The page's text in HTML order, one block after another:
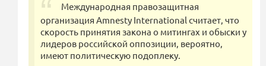
Международная правозащитная
организация Amnesty International считает, что
скорость принятия закона о митингах и обыски у
лидеров российской оппозиции, вероятно,
имеют политическую подоплеку.